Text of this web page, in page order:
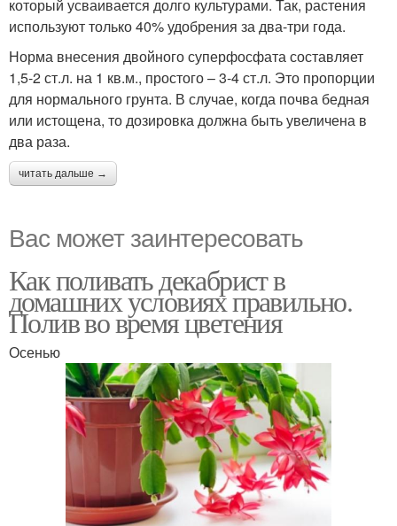
который усваивается долго культурами. Так, растения
используют только 40% удобрения за два-три года.
Норма внесения двойного суперфосфата составляет
1,5-2 ст.л. на 1 кв.м., простого – 3-4 ст.л. Это пропорции
для нормального грунта. В случае, когда почва бедная
или истощена, то дозировка должна быть увеличена в
два раза.
читать дальше →
Вас может заинтересовать
Как поливать декабрист в
домашних условиях правильно.
Полив во время цветения
Осенью